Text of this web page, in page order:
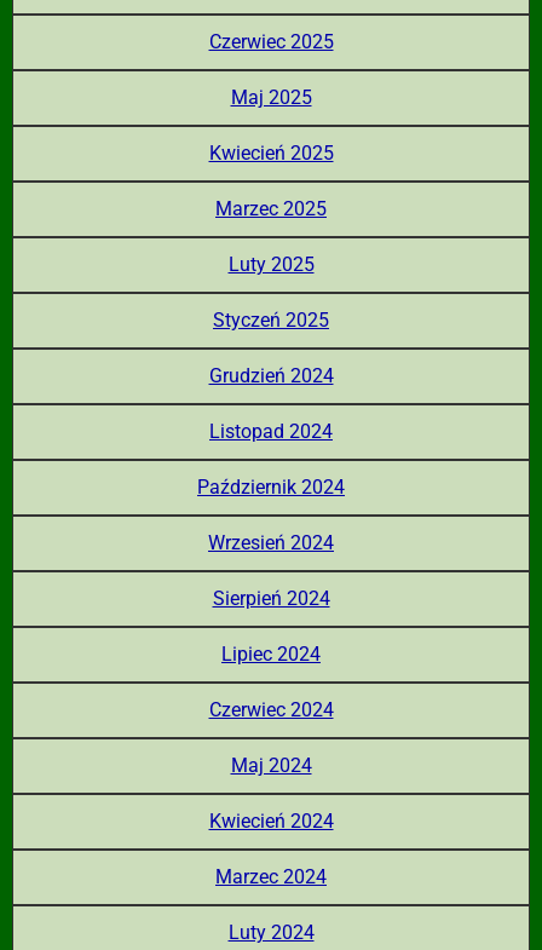
Czerwiec 2025
Maj 2025
Kwiecień 2025
Marzec 2025
Luty 2025
Styczeń 2025
Grudzień 2024
Listopad 2024
Październik 2024
Wrzesień 2024
Sierpień 2024
Lipiec 2024
Czerwiec 2024
Maj 2024
Kwiecień 2024
Marzec 2024
Luty 2024